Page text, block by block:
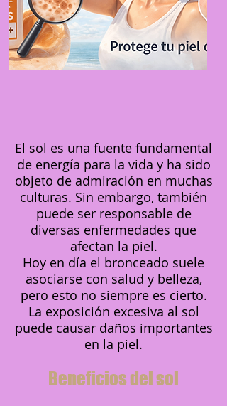
El sol es una fuente fundamental
de energía para la vida y ha sido
objeto de admiración en muchas
culturas. Sin embargo, también
puede ser responsable de
diversas enfermedades que
afectan la piel.
Hoy en día el bronceado suele
asociarse con salud y belleza,
pero esto no siempre es cierto.
La exposición excesiva al sol
puede causar daños importantes
en la piel.
Beneficios del sol